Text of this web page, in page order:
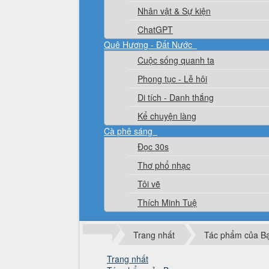
Nhân vật & Sự kiện
ChatGPT
Quê Hương - Đất Nước
Cuộc sống quanh ta
Phong tục - Lễ hội
Di tích - Danh thắng
Kể chuyện làng
Cà phê sáng
Đọc 30s
Thơ phổ nhạc
Tôi vẽ
Thích Minh Tuệ
Trang nhất Tác phẩm của
Trang nhất